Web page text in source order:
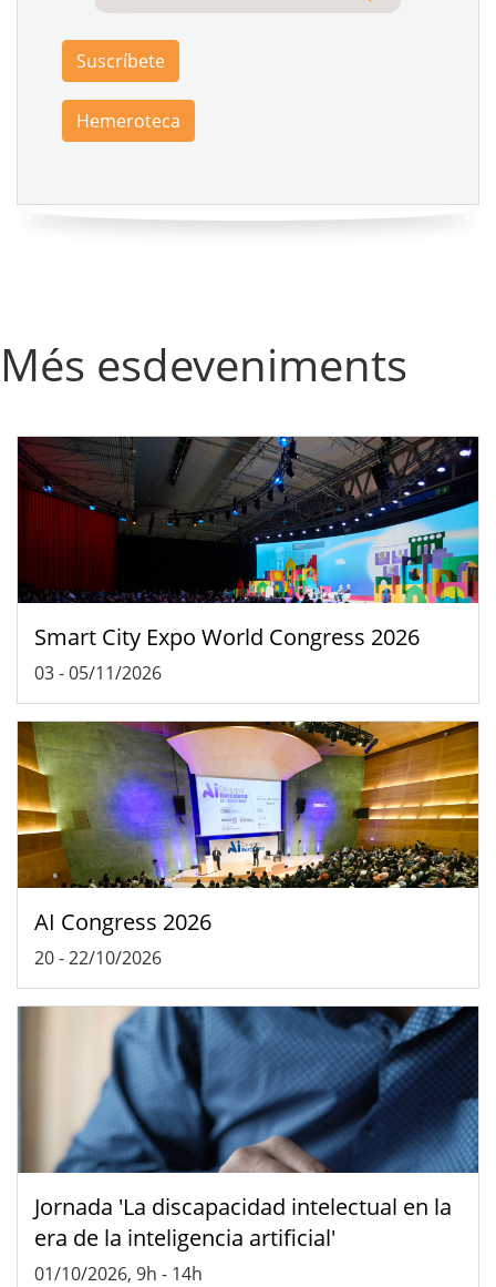
Suscríbete
Hemeroteca
Més esdeveniments
Smart City Expo World Congress 2026
03-05/11/2026
AI Congress 2026
20-22/10/2026
Jornada 'La discapacidad intelectual en la
era de la inteligencia artificial'
01/10/2026, 9h - 14h